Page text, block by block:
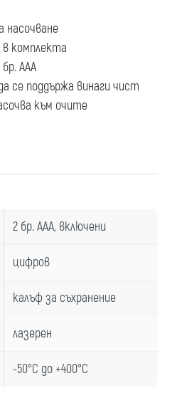
насочване
в комплекта
ААА
се поддържа винаги чист
към очите
2 бр. ААА, включени
цифров
калъф за съхранение
лазерен
-50°C до +400°C